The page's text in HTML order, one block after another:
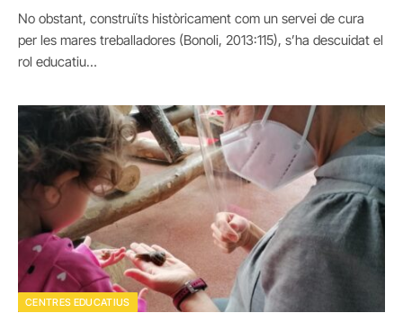
No obstant, construïts històricament com un servei de cura
per les mares treballadores (Bonoli, 2013:115), s’ha descuidat el
rol educatiu…
CENTRES EDUCATIUS